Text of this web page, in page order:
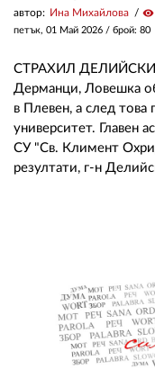
автор: Ина Михайлова visibility
петък, 01 Май 2026 / брой: 80
СТРАХИЛ ДЕЛИЙСКИ е
Дерманци, Ловешка
в Плевен, а след
университет. Главен
СУ "Св. Климент
резултати, г-н